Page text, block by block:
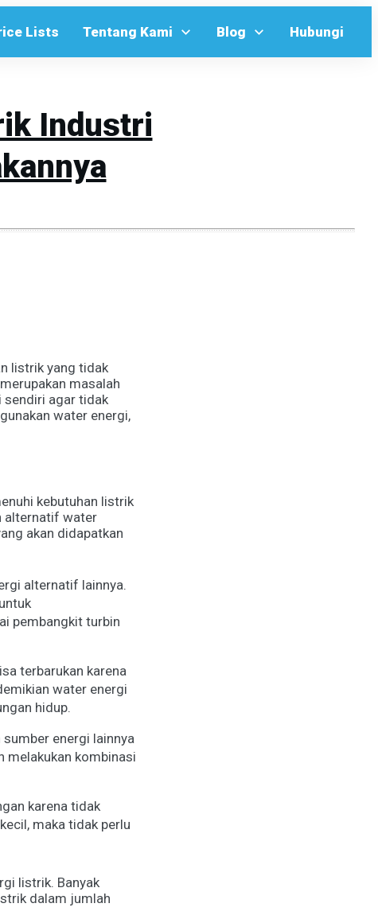
Lists Tentang Kami Blog Hubungi
Industri
listrik yang tidak
masalah
sendiri agar tidak
water energi,
kebutuhan listrik
alternatif water
akan didapatkan
alternatif lainnya.
pembangkit turbin
terbarukan karena
water energi
hidup.
energi lainnya
melakukan kombinasi
karena tidak
maka tidak perlu
listrik. Banyak
dalam jumlah